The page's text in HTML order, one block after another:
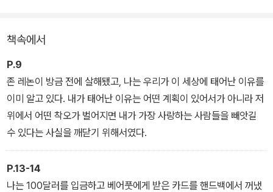
심장으로 그들을 회고하다가, 불가사의한 현상과 마주친다.
<티모시 아처의 환생>은 종교계에 종사하는 티모시 아처가 중심인물
이고 신앙의 갈등을 일으키는 사건이 중심에 있지만, 근본적으로는
죽음을 두려워하고 구원을 갈구하는 인간에 관한 이야기이다. 마틴
루서 킹, 존 레논 등 시대의 영적 지도자들이 하나둘 암살되고 세상은
책속에서
P.9
존 레논이 방금 전에 살해됐고, 나는 우리가 이 세상에 태어난 이유를
이미 알고 있다. 내가 태어난 이유는 어떤 계획이 있어서가 아니라 저
위에서 어떤 착오가 벌어지면 내가 가장 사랑하는 사람들을 빼앗길
수 있다는 사실을 깨닫기 위해서였다.
P.13-14
나는 100달러를 입금하고 베어풋에게 받은 카드를 핸드백에서 꺼냈